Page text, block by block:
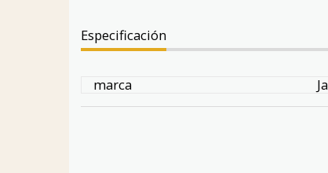
Especificación
marca